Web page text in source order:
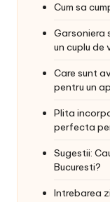
Cum sa
Garsoniera
un cuplu de
Care sunt
pentru un
Plita
perfecta
Sugestii:
Bucuresti?
Intrebarea